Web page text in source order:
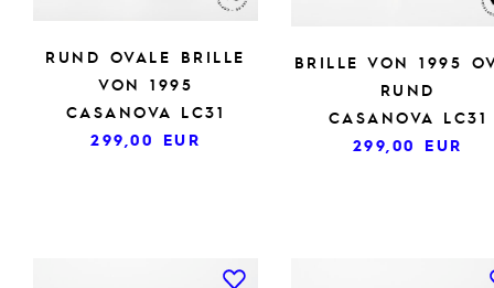
RUND OVALE BRILLE
VON 1995
CASANOVA LC31
299,00 EUR
BRILLE VON 1995
RUND
CASANOVA LC31
299,00 EUR